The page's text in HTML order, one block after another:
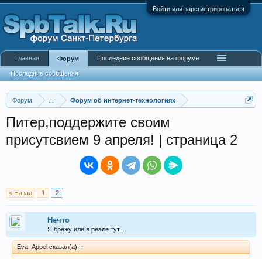
Войти или зарегистрироваться
Форум Форум об интернет-технологиях
Питер,поддержите своим
присутсвием 9 апреля! | страница 2
< Назад 1 2
Нечто
Я брежу или в реале тут...
Eva_Appel сказал(а): ↑
Главная Форум
Последние сообщения
Последние сообщения на форуме